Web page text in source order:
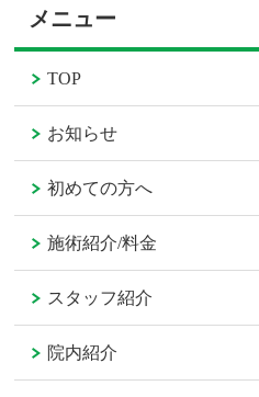
メニュー
TOP
お知らせ
初めての方へ
施術紹介/料金
スタッフ紹介
院内紹介